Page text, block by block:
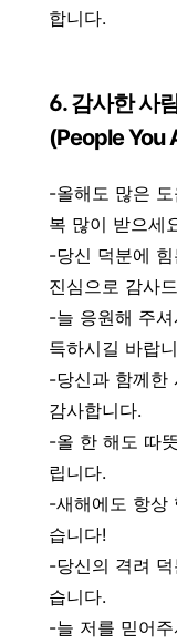
합니다.
6. 감사한 사
(People You
-올해도 많은
복 많이 받으세
-당신 덕분에
진심으로 감사
-늘 응원해 주
득하시길 바랍
-당신과 함께한
감사합니다.
-올 한 해도 따
립니다.
-새해에도 항상
습니다!
-당신의 격려
습니다.
-늘 저를 믿어